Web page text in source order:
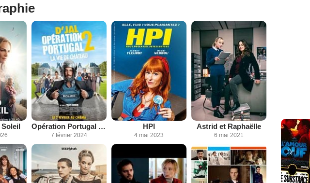
Soleil Opération Portugal 2: la vie de château
7 février 2024
HPI
4 mai 2023
Astrid et Raphaëlle
6 mai 2021